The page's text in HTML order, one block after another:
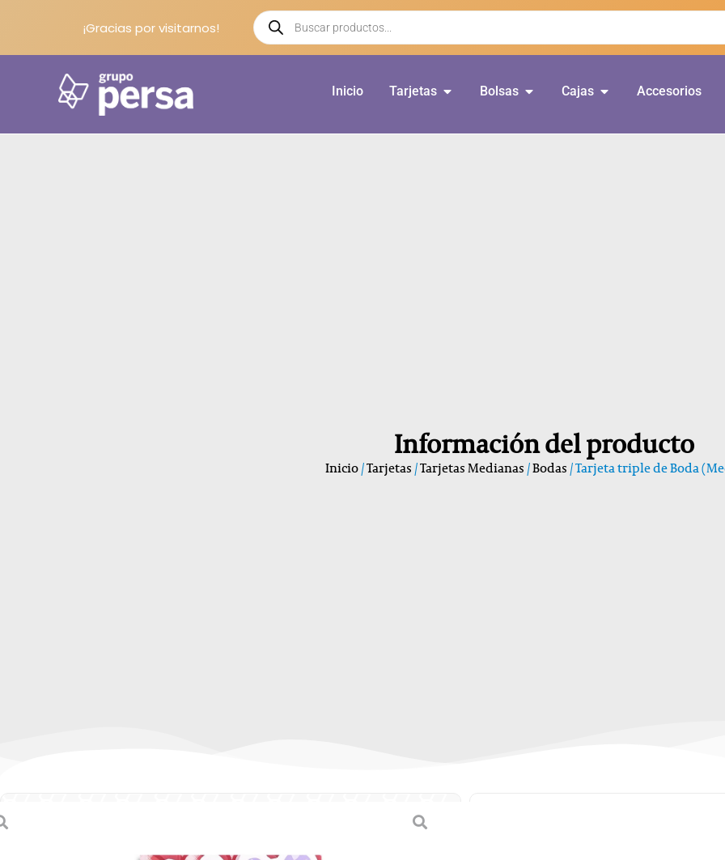
¡Gracias por visitarnos!
Inicio Tarjetas Bolsas Cajas Accesorios
Información del producto
Inicio /Tarjetas /Tarjetas Medianas /Bodas / Tarjeta triple de Boda